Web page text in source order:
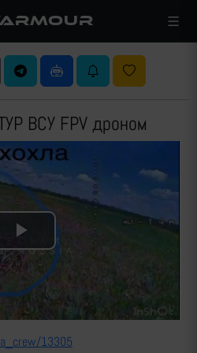
ВСУ FPV дроном
Play
Video
13305